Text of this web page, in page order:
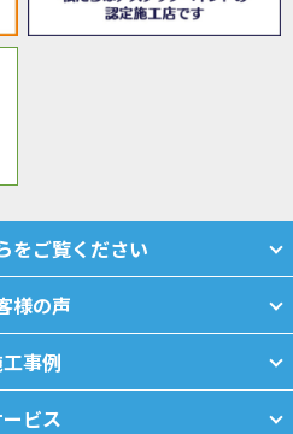
をご覧ください
様の声
事例
ビス